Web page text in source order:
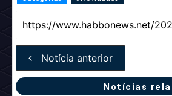
Notícia anterior
Notícias
Carregando...